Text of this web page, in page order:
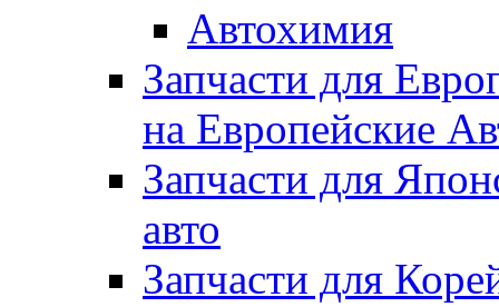
Автохимия
Запчасти для
на Европейские
Запчасти для
авто
Запчасти для